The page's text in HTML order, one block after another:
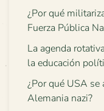
¿Por qué
Fuerza Pública
La agenda
la educación
¿Por qué USA se
Alemania nazi?